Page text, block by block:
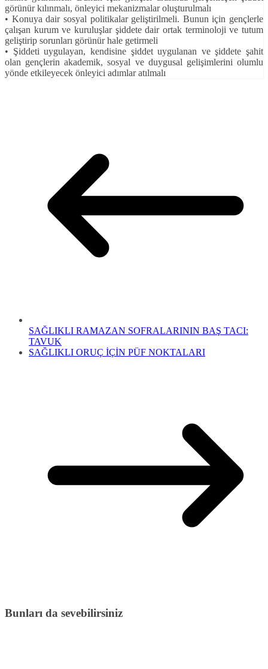
görünür kılınmalı, önleyici mekanizmalar oluşturulmalı
• Konuya dair sosyal politikalar geliştirilmeli. Bunun için gençlerle
çalışan kurum ve kuruluşlar şiddete dair ortak terminoloji ve tutum
geliştirip sorunları görünür hale getirmeli
• Şiddeti uygulayan, kendisine şiddet uygulanan ve şiddete şahit
olan gençlerin akademik, sosyal ve duygusal gelişimlerini olumlu
yönde etkileyecek önleyici adımlar atılmalı
SAĞLIKLI RAMAZAN SOFRALARININ BAŞ TACI:
TAVUK
SAĞLIKLI ORUÇ İÇİN PÜF NOKTALARI
Bunları da sevebilirsiniz